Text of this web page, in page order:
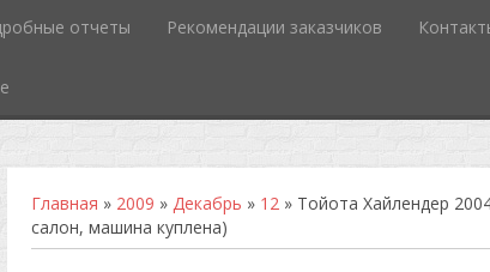
отчеты Рекомендации заказчиков
Главная » 2009 » Декабрь » 12» Тойота Хайлендер
салон, машина куплена)